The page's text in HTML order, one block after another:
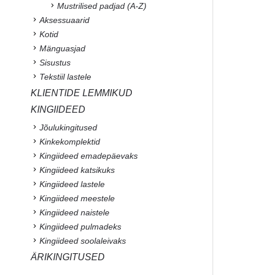
Mustrilised padjad (A-Z)
Aksessuaarid
Kotid
Mänguasjad
Sisustus
Tekstiil lastele
KLIENTIDE LEMMIKUD
KINGIIDEED
Jõulukingitused
Kinkekomplektid
Kingiideed emadepäevaks
Kingiideed katsikuks
Kingiideed lastele
Kingiideed meestele
Kingiideed naistele
Kingiideed pulmadeks
Kingiideed soolaleivaks
ÄRIKINGITUSED